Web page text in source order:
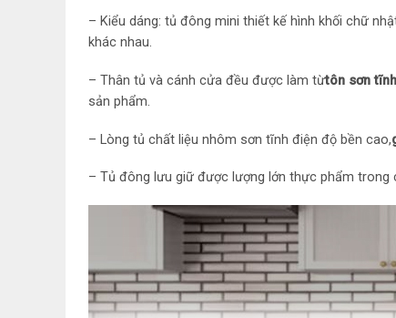
– Kiểu dáng: tủ đông mini thiết kế hình khối chữ
khác nhau.
– Thân tủ và cánh cửa đều được làm từtôn sơn
sản phẩm.
– Lòng tủ chất liệu nhôm sơn tĩnh điện độ bền cao,
– Tủ đông lưu giữ được lượng lớn thực phẩm trong